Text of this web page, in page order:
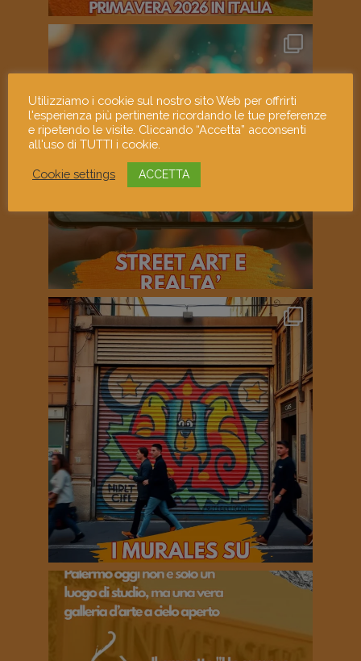
Utilizziamo i cookie sul nostro sito Web per offrirti
l'esperienza più pertinente ricordando le tue preferenze
e ripetendo le visite. Cliccando “Accetta” acconsenti
all'uso di TUTTI i cookie.
Cookie settings ACCETTA